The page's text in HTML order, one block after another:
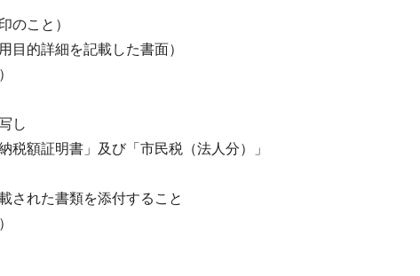
のこと）
的詳細を記載した書面）
し
額証明書」及び「市民税（法人分）」
れた書類を添付すること